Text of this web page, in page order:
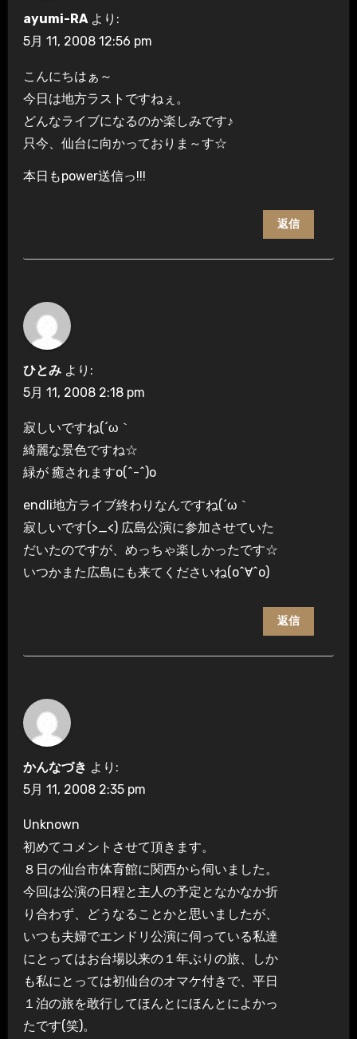
ayumi-RA より:
5月 11, 2008 12:56 pm
こんにちはぁ～
今日は地方ラストですねぇ。
どんなライブになるのか楽しみです♪
只今、仙台に向かっておりま～す☆
本日もpower送信っ!!!
返信
ひとみ より:
5月 11, 2008 2:18 pm
寂しいですね(´ω｀
綺麗な景色ですね☆
緑が 癒されますo(^-^)o
endli地方ライブ終わりなんですね(´ω｀
寂しいです(>_<) 広島公演に参加させていた
だいたのですが、めっちゃ楽しかったです☆
いつかまた広島にも来てくださいね(o^∀^o)
返信
かんなづき より:
5月 11, 2008 2:35 pm
Unknown
初めてコメントさせて頂きます。
８日の仙台市体育館に関西から伺いました。
今回は公演の日程と主人の予定となかなか折
り合わず、どうなることかと思いましたが、
いつも夫婦でエンドリ公演に伺っている私達
にとってはお台場以来の１年ぶりの旅、しか
も私にとっては初仙台のオマケ付きで、平日
１泊の旅を敢行してほんとにほんとによかっ
たです(笑)。